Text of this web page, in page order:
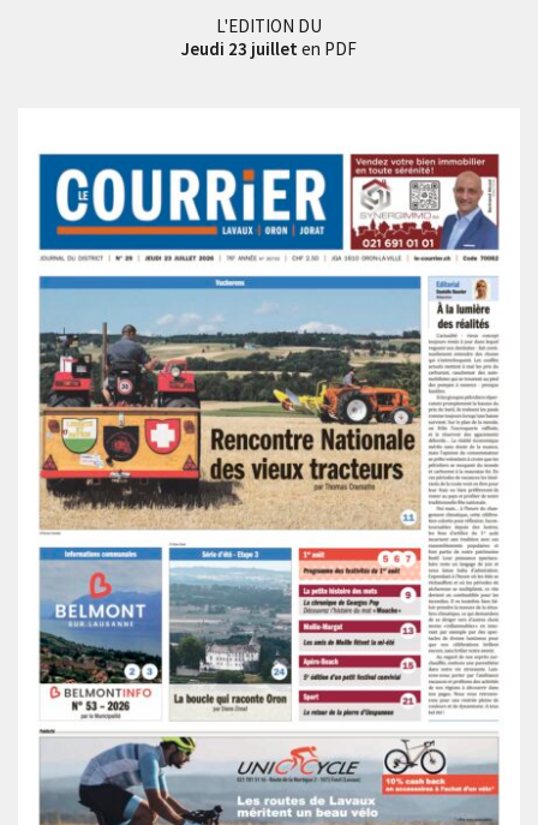
L'EDITION DU
Jeudi 23 juillet en PDF